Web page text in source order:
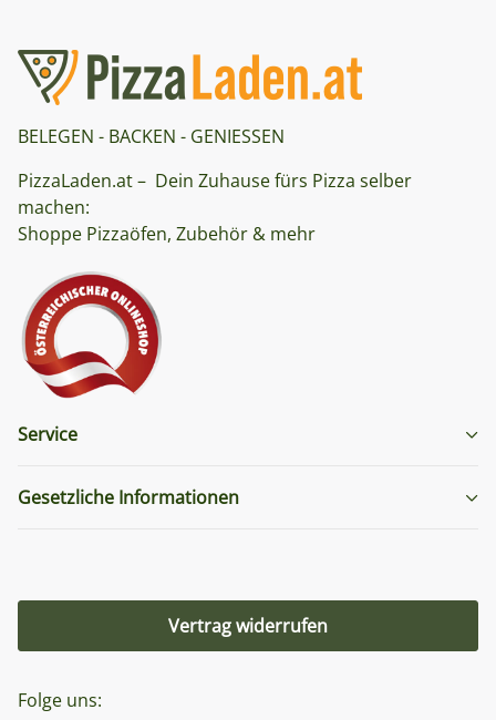
BELEGEN - BACKEN - GENIESSEN
PizzaLaden.at – Dein Zuhause fürs Pizza selber
machen:
Shoppe Pizzaöfen, Zubehör & mehr
Service
Gesetzliche Informationen
Vertrag widerrufen
Folge uns: